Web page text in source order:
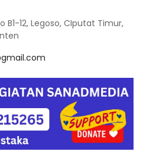
B1-12, Legoso, CIputat Timur,